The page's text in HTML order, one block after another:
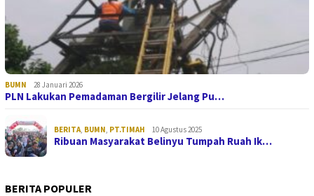
BUMN 28 Januari 2026
PLN Lakukan Pemadaman Bergilir Jelang Pu…
BERITA, BUMN, PT.TIMAH 10 Agustus 2025
Ribuan Masyarakat Belinyu Tumpah Ruah Ik…
BERITA POPULER